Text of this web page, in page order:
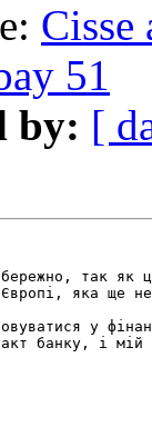
Cisse
51
by: [
так
яка ще
у
банку, і